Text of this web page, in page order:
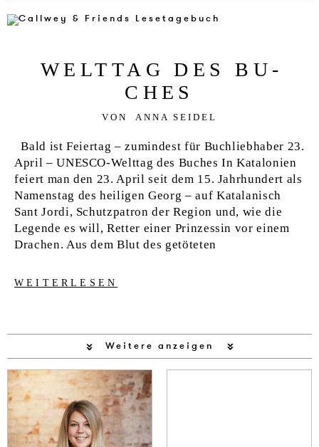
WELT­TAG DES BU­
CHES
VON ANNA SEIDEL
Bald ist Feiertag – zumindest für Buchliebhaber 23.
April – UNESCO-Welttag des Buches In Katalonien
feiert man den 23. April seit dem 15. Jahrhundert als
Namenstag des heiligen Georg – auf Katalanisch
Sant Jordi, Schutzpatron der Region und, wie die
Legende es will, Retter einer Prinzessin vor einem
Drachen. Aus dem Blut des getöteten
WEITERLESEN
Weitere anzeigen